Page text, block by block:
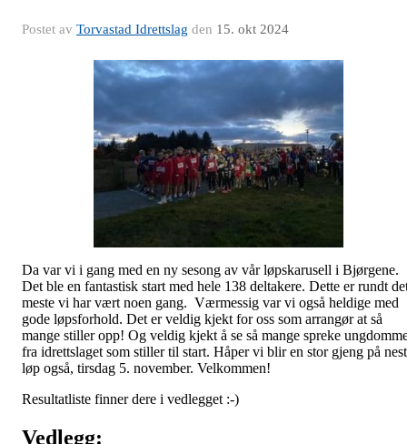
Postet av Torvastad Idrettslag den 15. okt 2024
Da var vi i gang med en ny sesong av vår løpskarusell i Bjørgene.
Det ble en fantastisk start med hele 138 deltakere. Dette er rundt
meste vi har vært noen gang. Værmessig var vi også heldige med
gode løpsforhold. Det er veldig kjekt for oss som arrangør at så
mange stiller opp! Og veldig kjekt å se så mange spreke
fra idrettslaget som stiller til start. Håper vi blir en stor gjeng på
løp også, tirsdag 5. november. Velkommen!
Resultatliste finner dere i vedlegget :-)
Vedlegg: